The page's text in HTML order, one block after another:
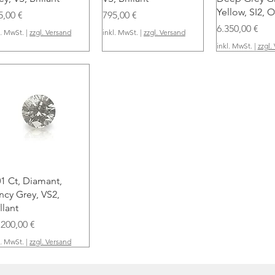
€
MwSt. |zzgl. Versand
Preis
795,00 €
inkl. MwSt. | zzgl. Versand
Yellow, SI2,
Preis
6.350,00 €
inkl. MwSt. | zzgl.
Schnellansicht
Ct, Diamant,
Grey, VS2,
€
MwSt. |zzgl. Versand